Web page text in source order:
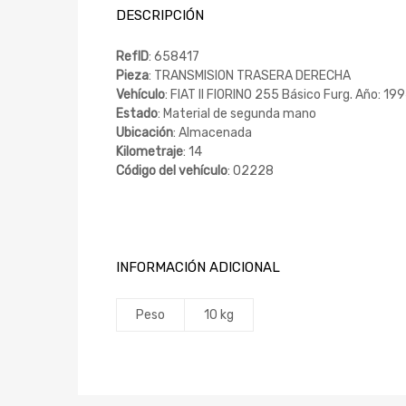
DESCRIPCIÓN
RefID: 658417
Pieza: TRANSMISION TRASERA DERECHA
Vehículo: FIAT II FIORINO 255 Básico Furg. Año:
Estado: Material de segunda mano
Ubicación: Almacenada
Kilometraje: 14
Código del vehículo: 02228
INFORMACIÓN ADICIONAL
Peso 10 kg